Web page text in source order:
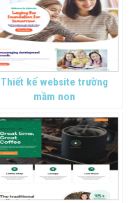
Thiết kế website trường
mầm non